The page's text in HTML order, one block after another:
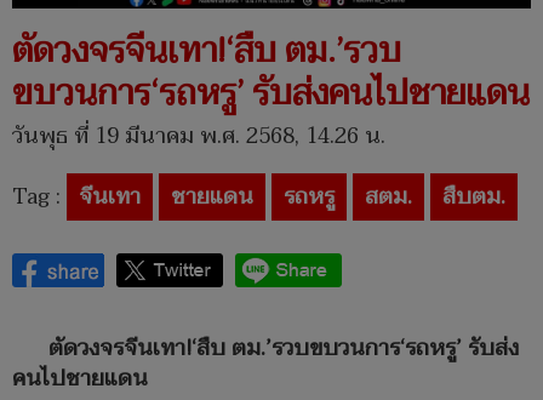
ตัดวงจรจีนเทา!‘สืบ ตม.’รวบ
ขบวนการ‘รถหรู’ รับส่งคนไปชายแดน
วันพุธ ที่ 19 มีนาคม พ.ศ. 2568, 14.26 น.
Tag : จีนเทา ชายแดน รถหรู สตม. สืบตม.
ตัดวงจรจีนเทา!‘สืบ ตม.’รวบขบวนการ‘รถหรู’ รับส่ง
คนไปชายแดน